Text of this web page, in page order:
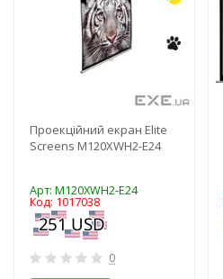
Проекційний екран Elite
Screens M120XWH2-E24
Арт: M120XWH2-E24
Код: 1017038
0